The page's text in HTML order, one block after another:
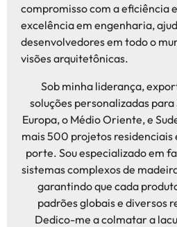
compromisso com a eficiência
excelência em engenharia,
desenvolvedores em todo o
visões arquitetônicas.
Sob minha liderança,
soluções personalizadas
Europa, o Médio Oriente, e
mais 500 projetos residenciais
porte. Sou especializado em
sistemas complexos de
garantindo que cada
padrões globais e diversos
Dedico-me a colmatar a